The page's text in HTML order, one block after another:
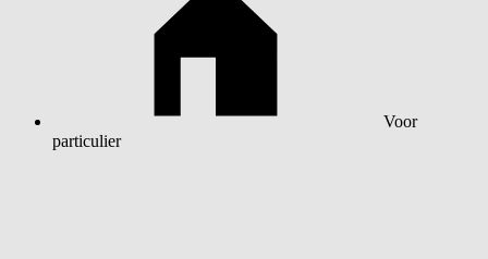
Voor
particulier